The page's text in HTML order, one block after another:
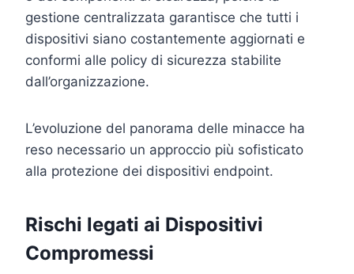
gestione centralizzata garantisce che tutti i
dispositivi siano costantemente aggiornati e
conformi alle policy di sicurezza stabilite
dall’organizzazione.
L’evoluzione del panorama delle minacce ha
reso necessario un approccio più sofisticato
alla protezione dei dispositivi endpoint.
Rischi legati ai Dispositivi
Compromessi